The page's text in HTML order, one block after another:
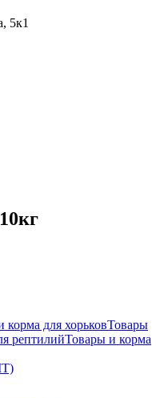
5к1
корма для хорьковТовары
рептилийТовары и корма